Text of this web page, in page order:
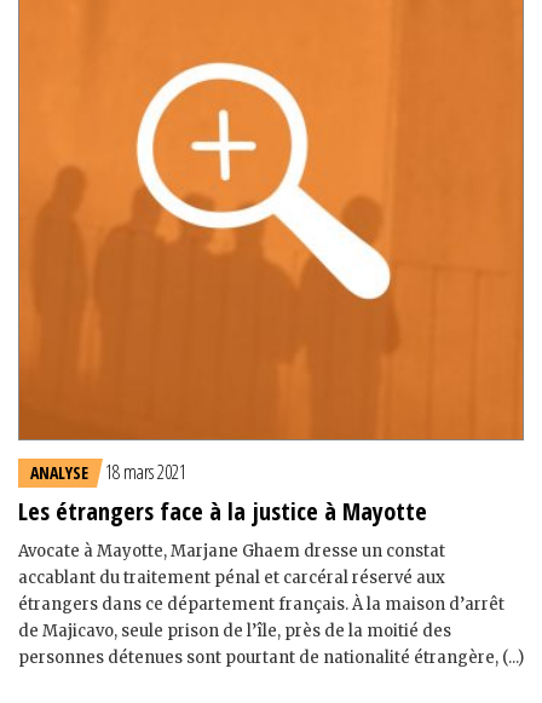
ANALYSE 18 mars 2021
Les étrangers face à la justice à Mayotte
Avocate à Mayotte, Marjane Ghaem dresse un constat
accablant du traitement pénal et carcéral réservé aux
étrangers dans ce département français. À la maison d’arrêt
de Majicavo, seule prison de l’île, près de la moitié des
personnes détenues sont pourtant de nationalité étrangère, (...)